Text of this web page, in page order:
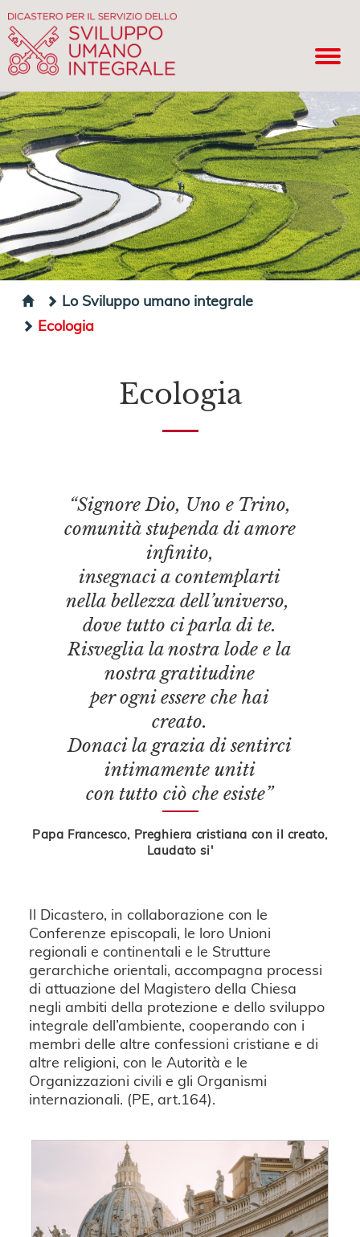
Lo Sviluppo umano integrale
Ecologia
Ecologia
“Signore Dio, Uno e Trino,
comunità stupenda di amore
infinito,
insegnaci a contemplarti
nella bellezza dell’universo,
dove tutto ci parla di te.
Risveglia la nostra lode e la
nostra gratitudine
per ogni essere che hai
creato.
Donaci la grazia di sentirci
intimamente uniti
con tutto ciò che esiste”
Papa Francesco, Preghiera cristiana con il creato,
Laudato si'
Il Dicastero, in collaborazione con le
Conferenze episcopali, le loro Unioni
regionali e continentali e le Strutture
gerarchiche orientali, accompagna processi
di attuazione del Magistero della Chiesa
negli ambiti della protezione e dello sviluppo
integrale dell’ambiente, cooperando con i
membri delle altre confessioni cristiane e di
altre religioni, con le Autorità e le
Organizzazioni civili e gli Organismi
internazionali. (PE, art.164).